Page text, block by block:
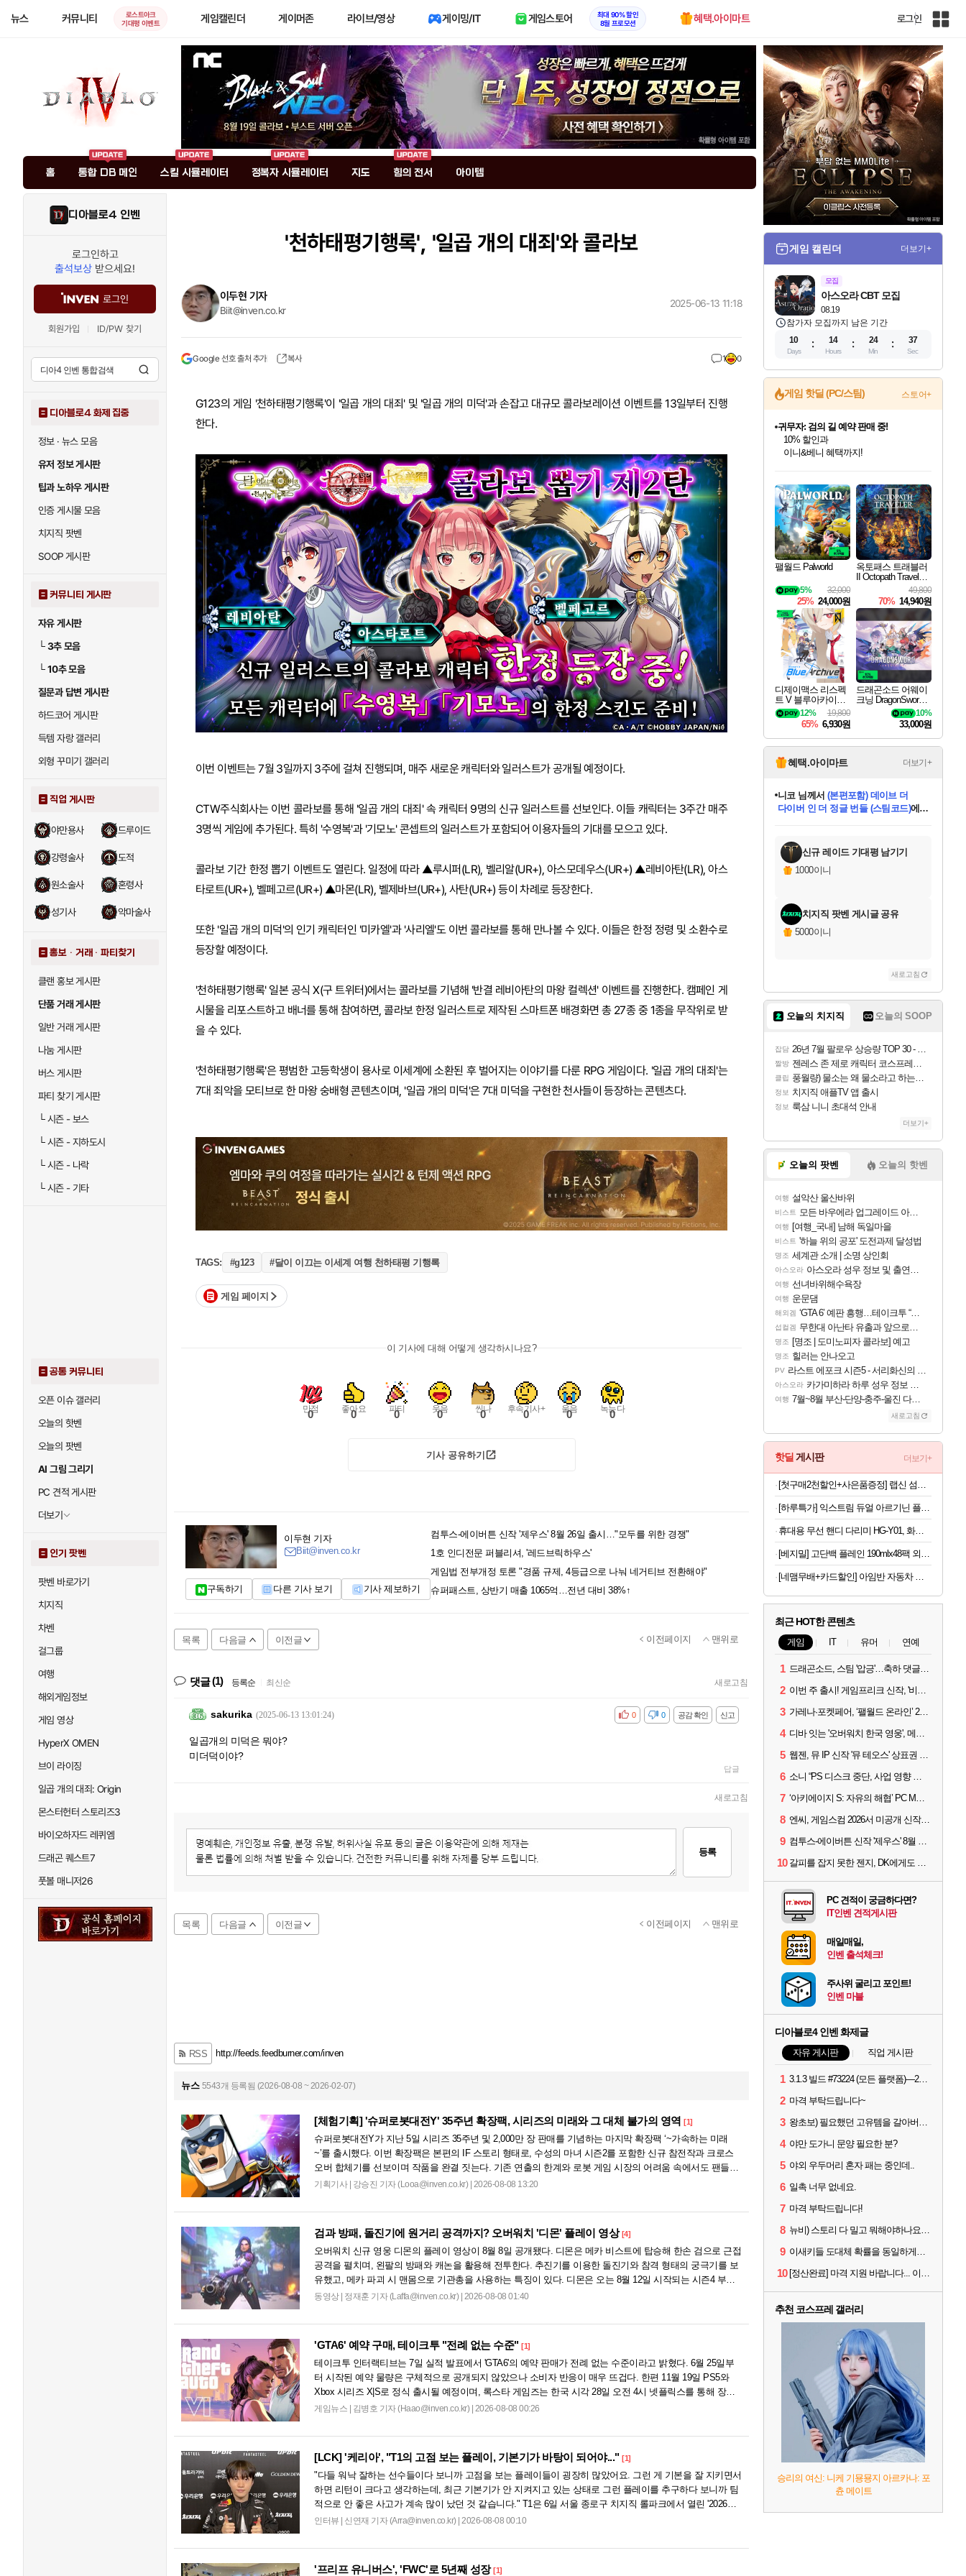
뉴스 커뮤니티
로스트아크
기대평 이벤트
게임캘린더 게이머존 라이브/영상 게이밍/IT 게임스토어
최대 90% 할인
8월 프로모션
혜택.아이마트 로그인
인
전
체
사
이
트
맵
홈 통합 DB 메인 스킬 시뮬레이터 정복자 시뮬레이터 지도 힘의 전서 아이템
디아블로4 인벤
로그인하고
출석보상 받으세요!
로그인
회원가입 ID/PW 찾기
디아블로4 화제 집중
정보 · 뉴스 모음
유저 정보 게시판
팁과 노하우 게시판
인증 게시물 모음
치지직 팟벤
SOOP 게시판
커뮤니티 게시판
자유 게시판
└3추 모음
└10추 모음
질문과 답변 게시판
하드코어 게시판
득템 자랑 갤러리
외형 꾸미기 갤러리
직업 게시판
야만용사 드루이드
강령술사 도적
원소술사 혼령사
성기사 악마술사
홍보 · 거래 · 파티찾기
클랜 홍보 게시판
단품 거래 게시판
일반 거래 게시판
나눔 게시판
버스 게시판
파티 찾기 게시판
└시즌 - 보스
└시즌 - 지하도시
└시즌 - 나락
└시즌 - 기타
공통 커뮤니티
오픈 이슈 갤러리
오늘의 핫벤
오늘의 팟벤
AI 그림 그리기
PC 견적 게시판
더보기
인기 팟벤
팟벤 바로가기
치지직
차벤
걸그룹
여행
해외게임정보
게임 영상
HyperX OMEN
브이 라이징
일곱 개의 대죄: Origin
몬스터헌터 스토리즈3
바이오하자드 레퀴엠
드래곤 퀘스트7
풋볼 매니저26
'천하태평기행록', '일곱 개의 대죄'와 콜라보
이두현 기자
Biit@inven.co.kr
Google 선호 출처 추가 복사 1 0
2025-06-13 11:18
G123의 게임 '천하태평기행록'이 '일곱 개의 대죄' 및 '일곱 개의 미덕'과 손잡고 대규모 콜라보레이션 이벤트를 13일부터 진행
한다.
이번 이벤트는 7월 3일까지 3주에 걸쳐 진행되며, 매주 새로운 캐릭터와 일러스트가 공개될 예정이다.
CTW주식회사는 이번 콜라보를 통해 '일곱 개의 대죄' 속 캐릭터 9명의 신규 일러스트를 선보인다. 이들 캐릭터는 3주간 매주
3명씩 게임에 추가된다. 특히 '수영복'과 '기모노' 콘셉트의 일러스트가 포함되어 이용자들의 기대를 모으고 있다.
콜라보 기간 한정 뽑기 이벤트도 열린다. 일정에 따라 ▲루시퍼(LR), 벨리알(UR+), 아스모데우스(UR+) ▲레비아탄(LR), 아스
타로트(UR+), 벨페고르(UR+) ▲마몬(LR), 벨제바브(UR+), 사탄(UR+) 등이 차례로 등장한다.
또한 '일곱 개의 미덕'의 인기 캐릭터인 '미카엘'과 '사리엘'도 이번 콜라보를 통해 만나볼 수 있다. 이들은 한정 정령 및 소환수로
등장할 예정이다.
'천하태평기행록' 일본 공식 X(구 트위터)에서는 콜라보를 기념해 '반결 레비아탄의 마왕 컬렉션' 이벤트를 진행한다. 캠페인 게
시물을 리포스트하고 배너를 통해 참여하면, 콜라보 한정 일러스트로 제작된 스마트폰 배경화면 총 27종 중 1종을 무작위로 받
을 수 있다.
'천하태평기행록'은 평범한 고등학생이 용사로 이세계에 소환된 후 벌어지는 이야기를 다룬 RPG 게임이다. '일곱 개의 대죄'는
7대 죄악을 모티브로 한 마왕 숭배형 콘텐츠이며, '일곱 개의 미덕'은 7대 미덕을 구현한 천사들이 등장하는 콘텐츠다.
TAGS: #g123 #달이 이끄는 이세계 여행 천하태평 기행록
게임 페이지
이 기사에 대해 어떻게 생각하시나요?
만점
0 좋아요
0 파티
0 웃음
0 씬나
0 후속기사+
0 울음
0 녹는다
0
기사 공유하기
이두현 기자
Biit@inven.co.kr
구독하기 다른 기사 보기 기사 제보하기
컴투스-에이버튼 신작 '제우스' 8월 26일 출시…"모두를 위한 경쟁"
1호 인디전문 퍼블리셔, '레드브릭하우스'
게임법 전부개정 토론 "경품 규제, 4등급으로 나눠 네거티브 전환해야"
슈퍼패스트, 상반기 매출 1065억…전년 대비 38%↑
목록 다음글 이전글 이전페이지 맨위로
댓글(1) 등록순 최신순 새로고침
sakurika (2025-06-13 13:01:24) 신고
공감 확인
비공감 0
0
일곱개의 미덕은 뭐야?
미더덕이야?
답글
새로고침
등록
목록 다음글 이전글 이전페이지 맨위로
RSS http://feeds.feedburner.com/inven
뉴스 5543개 등록됨 (2026-08-08 ~ 2026-02-07)
[체험기획]'슈퍼로봇대전Y' 35주년 확장팩, 시리즈의 미래와 그 대체 불가의 영역 [1]
슈퍼로봇대전Y가 지난 5일 시리즈 35주년 및 2,000만 장 판매를 기념하는 마지막 확장팩 ‘~가속하는 미래
~’를 출시했다. 이번 확장팩은 본편의 IF 스토리 형태로, 수성의 마녀 시즌2를 포함한 신규 참전작과 크로스
오버 합체기를 선보이며 작품을 완결 짓는다. 기존 연출의 한계와 로봇 게임 시장의 어려움 속에서도 팬들이
원하는 몰입감 있는 서사와 조합을 구현하며 시리즈의 미래를 향한 새로운 가능성을 제시했다....
기획기사 강승진 기자 (Looa@inven.co.kr) | 2026-08-08 13:20
검과 방패, 돌진기에 원거리 공격까지? 오버워치 '디몬' 플레이 영상 [4]
오버워치 신규 영웅 디몬의 플레이 영상이 8월 8일 공개됐다. 디몬은 메카 비스트에 탑승해 한손 검으로 근접
공격을 펼치며, 왼팔의 방패와 캐논을 활용해 전투한다. 추진기를 이용한 돌진기와 참격 형태의 궁극기를 보
유했고, 메카 파괴 시 맨몸으로 기관총을 사용하는 특징이 있다. 디몬은 오는 8월 12일 시작되는 시즌4 부산
의 영웅들 업데이트를 통해 정식 출시될 예정이다....
동영상 정재훈 기자 (Laffa@inven.co.kr) | 2026-08-08 01:40
'GTA6' 예약 구매, 테이크투 "전례 없는 수준" [1]
테이크투 인터랙티브는 7일 실적 발표에서 'GTA6'의 예약 판매가 전례 없는 수준이라고 밝혔다. 6월 25일부
터 시작된 예약 물량은 구체적으로 공개되지 않았으나 소비자 반응이 매우 뜨겁다. 한편 11월 19일 PS5와
Xbox 시리즈 X|S로 정식 출시될 예정이며, 록스타 게임즈는 한국 시각 28일 오전 4시 넷플릭스를 통해 장편
영상 'Grand Theft Auto VI: An Extended Look'을 최초 공개할 계획이다....
게임뉴스 김병호 기자 (Haao@inven.co.kr) | 2026-08-08 00:26
[LCK]'케리아', "T1의 고점 보는 플레이, 기본기가 바탕이 되어야..." [1]
"다들 워낙 잘하는 선수들이다 보니까 고점을 보는 플레이들이 굉장히 많았어요. 그런 게 기본을 잘 지키면서
하면 리턴이 크다고 생각하는데, 최근 기본기가 안 지켜지고 있는 상태로 그런 플레이를 추구하다 보니까 팀
적으로 안 좋은 사고가 계속 많이 났던 것 같습니다." T1은 6일 서울 종로구 치지직 롤파크에서 열린 '2026
LoL 챔피언스 코리아(LCK)'...
인터뷰 신연재 기자 (Arra@inven.co.kr) | 2026-08-08 00:10
'프리프 유니버스', 'FWC'로 5년째 성장 [1]
게임 캘린더 더보기+
모집
08.19
아스오라 CBT 모집
참가자 모집까지 남은 기간
10
Days
14
Hours
24
Min
36
Sec
게임 핫딜 (PC/스팀) 스토어+
최대 90% 할인가를 만나보세요!
네이버혜택과 함께 만나보세요!
50%할인&추가 적립까지!
네이버 포인트 혜택까지!
귀무자: 검의 길 예약 판매 중!
10% 할인과
이니&베니 혜택까지!
네이버 혜택가와 함께 예약하세요!
할인&네이버혜택으로 만나보세요!
네이버페이 혜택과 만나보세요!
40주년 프로모션으로 만나보세요!
할인가에 만나보세요!
일부 에디션 상시 할인!
혜택으로 예약 판매 중
편안하게 충전하세요
팰월드 Palworld
32,000
5%
25% 24,000원
옥토패스 트래블러
II Octopath Traveler I
49,800
70% 14,940원
디제이맥스 리스펙
트 V 블루아카이브
팩 DJMAX RESPE
CT V Blue Archive P
ack DLC
19,800
12%
65% 6,930원
드래곤소드 어웨이
크닝 DragonSword A
10%
33,000원
혜택.아이마트 더보기+
교환.
당첨되셨습니다.
당첨되셨습니다.
한건했습니다님께서마피아
데피니티브 에디션 (스팀코드)에
당첨되셨습니다.
당첨되셨습니다.
당첨되셨습니다.
당첨되셨습니다.
에디션 (스팀코드)를 교환.
당첨되셨습니다.
신규 레이드 기대평 남기기
1000이니
치지직 팟벤 게시글 공유
5000이니
새로고침
오늘의 치지직 오늘의 SOOP
잡담 26년 7월 팔로우 상승량 TOP 30 - 월간 치지직
짤방 젠레스 존 제로 캐릭터 코스프레한 꽁주
클립 풍월량) 물소는 왜 물소라고 하는거야? 아! 그만 ㅋㅋ
정보 치지직 애플TV 앱 출시
정보 룩삼 니니 초대석 안내
더보기+
오늘의 팟벤 오늘의 핫벤
여행 설악산 울산바위
비스트 모든 바우에라 업그레이드 아이템 획득 위치 공략 (89개)
여행 [여행_국내] 남해 독일마을
비스트 '하늘 위의 공포' 도전과제 달성법
명조 세계관 소개 | 소명 상인회
아스오라 아스오라 성우 정보 및 출연작 모음
여행 선녀바위해수욕장
여행 운문댐
해외겜 ‘GTA 6’ 예판 흥행…테이크투 “내부 예상 크게 넘어”
섭컬겜 무한대 아난타 유출과 앞으로의 예상 (루머)
명조 [명조 | 도미노피자 콜라보] 예고
명조 힐러는 안나오고
PV 라스트 에포크 시즌5 - 서리화신의 분노 티저
아스오라 카가미하라 하루 성우 정보 및 주요 필모
여행 7월~8월 부산-단양-충주-울진 다녀왔어요~
새로고침
핫딜 게시판 더보기+
휴대용 무선 핸디 다리미 HG-Y01, 화이트, 1개
[네맴무배+카드할인] 아임반 자동차 리본 허리쿠션 3세대 차량용 등받이 시트 요추 등쿠션
최근 HOT한 콘텐츠
게임 IT 유머 연예
1 드래곤소드, 스팀 '압긍'…축하 댓글 달고 게임 코드 받자!
2 이번 주 출시! 게임프리크 신작, '비스트 오브 리인카네이션'
3 가레나·포켓페어, ‘팰월드 온라인’ 2026년 출시 예고
4 디바 잇는 '오버워치 한국 영웅', 메카 파일럿 디몬 나온다
5 웹젠, 뮤 IP 신작 '뮤 테오스' 상표권 출원
6 소니 “PS 디스크 중단, 사업 영향 없다”
7 ‘아키에이지 S: 자유의 해협’ PC MMORPG로 개발한다
8 엔씨, 게임스컴 2026서 미공개 신작 최초 공개
9 컴투스-에이버튼 신작 '제우스' 8월 26일 출시…"모두를 위한 경쟁"
10 갈피를 잡지 못한 젠지, DK에게도 0:2 패배
PC 견적이 궁금하다면?
IT인벤 견적게시판
매일매일,
인벤 출석체크!
주사위 굴리고 포인트!
인벤 마블
디아블로4 인벤 화제글
자유 게시판 직업 게시판
1 3.1.3 빌드 #73224 (모든 플랫폼)—2026년 8월 13일
2 마격 부탁드립니다~
3 왕초보) 필요했던 고유템을 갈아버렸다 크흑.,..
4 야만 도가니 문양 필요한 분?
5 야외 우두머리 혼자 패는 중인데..
6 일촉 너무 없네요.
7 마격 부탁드립니다!
8 뉴비) 스토리 다 밀고 뭐해야하나요..??
9 이새키들 도대체 확률을 동일하게설정한게맞나?
10 [정산완료] 마격 지원 바랍니다... 이니힐링 해 드려요..
추천 코스프레 갤러리
승리의 여신: 니케 기묭묭지 아르카나: 포
츈 메이트